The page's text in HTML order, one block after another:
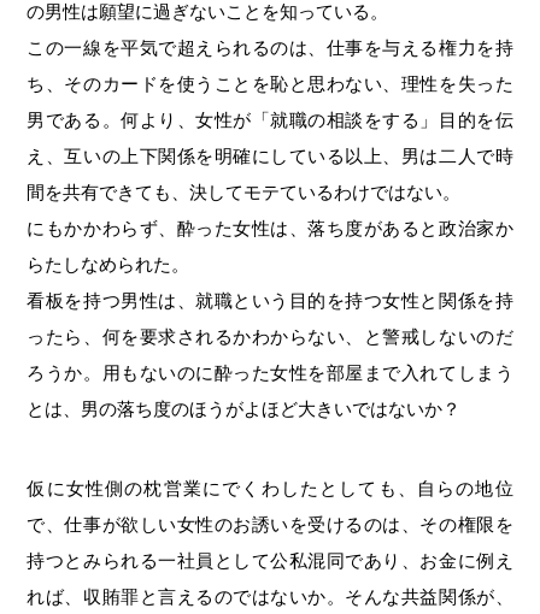
の男性は願望に過ぎないことを知っている。
この一線を平気で超えられるのは、仕事を与える権力を持
ち、そのカードを使うことを恥と思わない、理性を失った
男である。何より、女性が「就職の相談をする」目的を伝
え、互いの上下関係を明確にしている以上、男は二人で時
間を共有できても、決してモテているわけではない。
にもかかわらず、酔った女性は、落ち度があると政治家か
らたしなめられた。
看板を持つ男性は、就職という目的を持つ女性と関係を持
ったら、何を要求されるかわからない、と警戒しないのだ
ろうか。用もないのに酔った女性を部屋まで入れてしまう
とは、男の落ち度のほうがよほど大きいではないか？
仮に女性側の枕営業にでくわしたとしても、自らの地位
で、仕事が欲しい女性のお誘いを受けるのは、その権限を
持つとみられる一社員として公私混同であり、お金に例え
れば、収賄罪と言えるのではないか。そんな共益関係が、